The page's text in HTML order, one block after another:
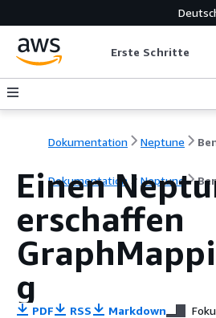
Erste Schritte
Dokumentation Neptune
Dokumentation Neptune
Einen
erschaffen
g
PDF RSS Markdown